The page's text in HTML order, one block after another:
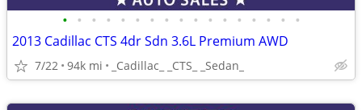
• • • • • • • • • • • • • • • • •
2013 Cadillac CTS 4dr Sdn 3.6L Premium AWD
7/22 94k mi _Cadillac_ _CTS_ _Sedan_